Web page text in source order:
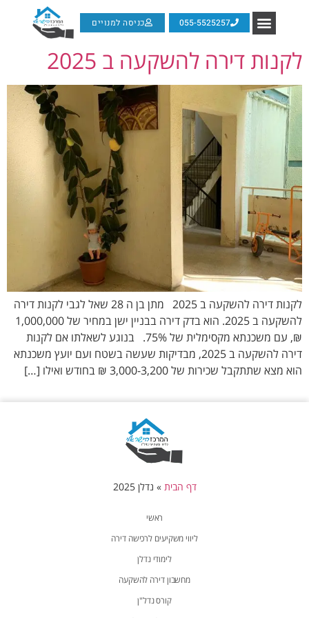
055-5525257 כניסה למנויים
לקנות דירה להשקעה ב 2025
לקנות דירה להשקעה ב 2025 מתן בן ה 28 שאל לגבי לקנות דירה
להשקעה ב 2025. הוא בדק דירה בבניין ישן במחיר של 1,000,000
₪, עם משכנתא מקסימלית של 75%. בנוגע לשאלתו אם לקנות
דירה להשקעה ב 2025, מבדיקות שעשה בשטח ועם יועץ משכנתא
הוא מצא שתתקבל שכירות של 3,000-3,200 ₪ בחודש ואילו […]
ראשי
ליווי משקיעים לרכישה דירה
לימודי נדלן
מחשבון דירה להשקעה
קורס נדל"ן
דף הבית » נדלן 2025